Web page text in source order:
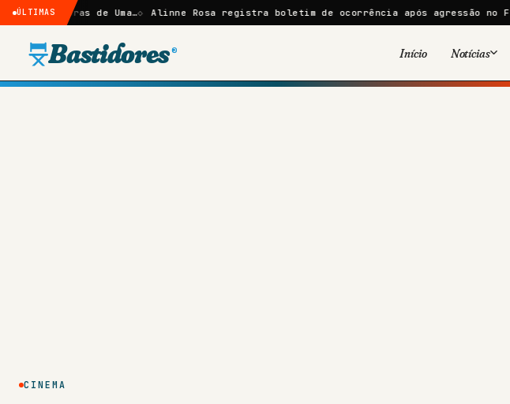
ÚLTIMAS
de Uma… Alinne Rosa registra boletim de ocorrência após agressão no Fortal
Bastidores ® Início Notícias
Viral Cinema
CINEMA